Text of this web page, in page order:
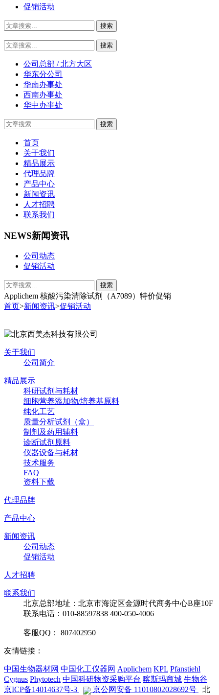
促销活动
公司总部 / 北方大区
华东分公司
华南办事处
西南办事处
华中办事处
首页
关于我们
精品展示
代理品牌
产品中心
新闻资讯
人才招聘
联系我们
NEWS新闻资讯
公司动态
促销活动
Applichem 核酸污染清除试剂（A7089）特价促销
首页>新闻资讯>促销活动
关于我们
公司简介
精品展示
科研试剂与耗材
细胞营养添加物/培养基原料
纯化工艺
质量分析试剂（盒）
制剂及药用辅料
诊断试剂原料
仪器设备与耗材
技术服务
FAQ
资料下载
代理品牌
产品中心
新闻资讯
公司动态
促销活动
人才招聘
联系我们
北京总部地址：北京市海淀区金源时代商务中心B座10F
联系电话：010-88597838 400-050-4006
客服QQ： 807402950
友情链接：
中国生物器材网 中国化工仪器网 Applichem KPL Pfanstiehl
Cygnus Phytotech 中国科研物资采购平台 喀斯玛商城 生物谷
京ICP备14014637号-3
京公网安备 11010802028692号 北